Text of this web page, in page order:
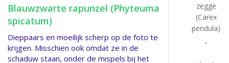
Blauwzwarte rapunzel (Phyteuma
spicatum)
Dieppaars en moeilijk scherp op de foto te
krijgen. Misschien ook omdat ze in de
schaduw staan, onder de mispels bij het
zegge
(Carex
pendula)
-